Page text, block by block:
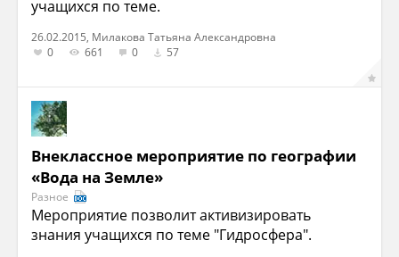
учащихся по теме.
26.02.2015, Милакова Татьяна Александровна
0
661 0 57
Внеклассное мероприятие по географии
«Вода на Земле»
Разное
Мероприятие позволит активизировать
знания учащихся по теме "Гидросфера".